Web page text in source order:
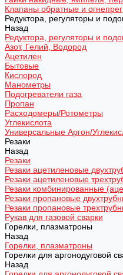
Клапаны обратные и
Редуктора, регуляторы и
Назад
Редуктора, регуляторы и
Азот, Гелий, Водород
Ацетилен
Бытовые
Кислород
Манометры
Подогреватели газа
Пропан
Расходомеры/Ротометры
Углекислота
Универсальные Аргон/
Резаки
Назад
Резаки
Резаки ацетиленовые
Резаки ацетиленовые
Резаки комбинированные
Резаки пропановые
Резаки пропановые
Рукав для газовой сварки
Горелки, плазматроны
Назад
Горелки, плазматроны
Горелки для аргонодуговой
Назад